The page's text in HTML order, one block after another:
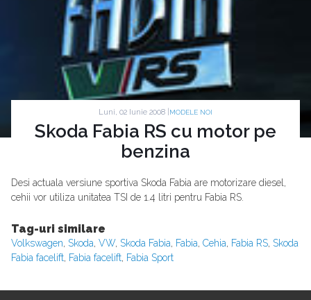
Luni, 02 Iunie 2008 | MODELE NOI
Skoda Fabia RS cu motor pe
benzina
Desi actuala versiune sportiva Skoda Fabia are motorizare diesel,
cehii vor utiliza unitatea TSI de 1.4 litri pentru Fabia RS.
Tag-uri similare
Volkswagen, Skoda, VW, Skoda Fabia, Fabia, Cehia, Fabia RS, Skoda
Fabia facelift, Fabia facelift, Fabia Sport